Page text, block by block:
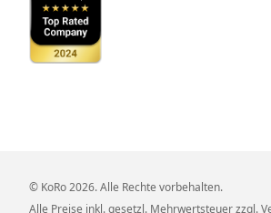
© KoRo 2026. Alle Rechte vorbehalten.
Alle Preise inkl. gesetzl. Mehrwertsteuer zzgl.